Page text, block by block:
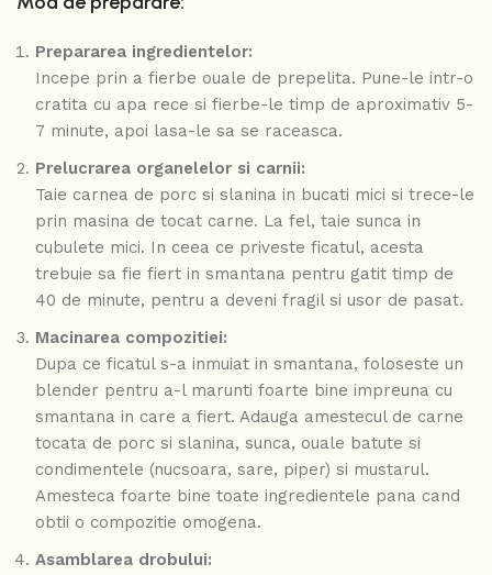
Prepararea ingredientelor:
Incepe prin a fierbe ouale de prepelita. Pune-le intr-o
cratita cu apa rece si fierbe-le timp de aproximativ 5-
7 minute, apoi lasa-le sa se raceasca.
Prelucrarea organelelor si carnii:
Taie carnea de porc si slanina in bucati mici si trece-le
prin masina de tocat carne. La fel, taie sunca in
cubulete mici. In ceea ce priveste ficatul, acesta
trebuie sa fie fiert in smantana pentru gatit timp de
40 de minute, pentru a deveni fragil si usor de pasat.
Macinarea compozitiei:
Dupa ce ficatul s-a inmuiat in smantana, foloseste un
blender pentru a-l marunti foarte bine impreuna cu
smantana in care a fiert. Adauga amestecul de carne
tocata de porc si slanina, sunca, ouale batute si
condimentele (nucsoara, sare, piper) si mustarul.
Amesteca foarte bine toate ingredientele pana cand
obtii o compozitie omogena.
Asamblarea drobului: